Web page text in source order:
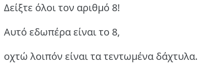
Δείξτε όλοι τον αριθμό 8!
Αυτό εδωπέρα είναι το 8,
οχτώ λοιπόν είναι τα τεντωμένα δάχτυλα.